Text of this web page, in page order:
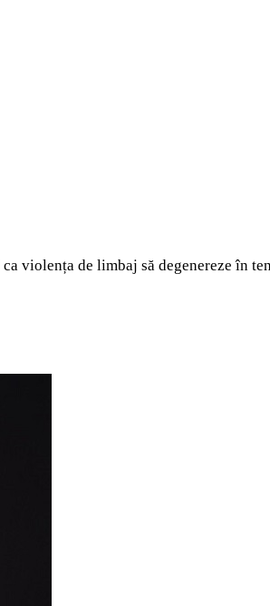
violența de limbaj să degenereze în